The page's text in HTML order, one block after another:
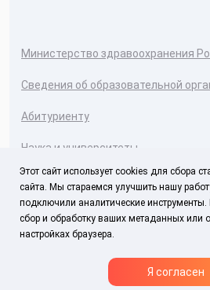
Министерство здравоохранения
Сведения об образовательной
Абитуриенту
Наука и университеты
Использование Cookies
Политика обработки персональных
Условия использования материалов
© Все права защищены
Этот сайт использует cookies для сбора
сайта. Мы стараемся улучшить нашу
подключили аналитические инструменты.
сбор и обработку ваших метаданных или
настройках браузера.
Я согласен